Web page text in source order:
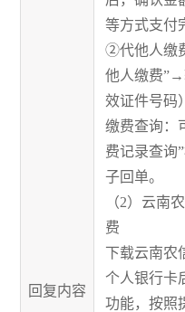
回复内容
等方式支付
②代他人缴
他人缴费”→
效证件号码
缴费查询：
费记录查询
子回单。
（2）云南
费
下载云南农
个人银行卡
功能，按照